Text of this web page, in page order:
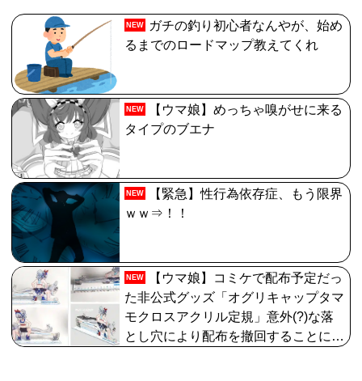
日向坂OGの最新ランジェリー、もうエグいだろ・・・
(画像どーん)
【FGO】ジャンヌ系にラクシュミーは含まれますか？W
ジル・ド・レェ強化みんなの反応まとめ
NEW
ガチの釣り初心者なんやが、始め
るまでのロードマップ教えてくれ
NEW
【ウマ娘】めっちゃ嗅がせに来る
タイプのブエナ
NEW
【緊急】性行為依存症、もう限界
ｗｗ⇒！！
NEW
【ウマ娘】コミケで配布予定だっ
た非公式グッズ「オグリキャップタマ
モクロスアクリル定規」意外(?)な落
とし穴により配布を撤回することに…